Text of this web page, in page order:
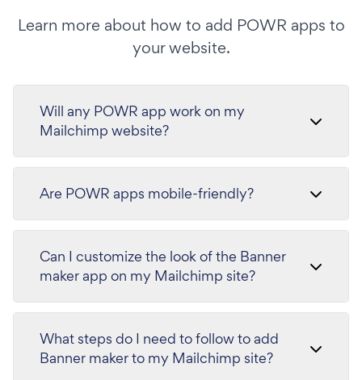
Learn more about how to add POWR apps to
your website.
Will any POWR app work on my
Mailchimp website?
Are POWR apps mobile-friendly?
Can I customize the look of the Banner
maker app on my Mailchimp site?
What steps do I need to follow to add
Banner maker to my Mailchimp site?